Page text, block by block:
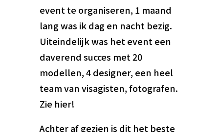
event te organiseren, 1 maand
lang was ik dag en nacht bezig.
Uiteindelijk was het event een
daverend succes met 20
modellen, 4 designer, een heel
team van visagisten, fotografen.
Zie hier!
Achter af gezien is dit het beste